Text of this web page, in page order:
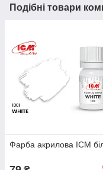
Подібні товари
Фарба акрилова ICM